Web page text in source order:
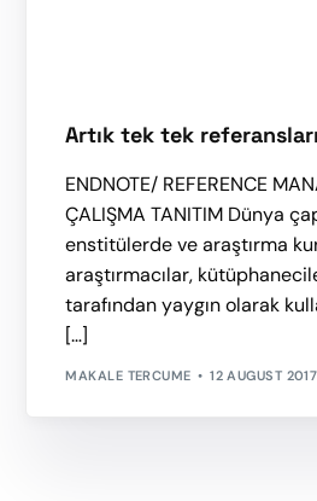
Artık tek tek
ENDNOTE/ REFERENCE
ÇALIŞMA TANITIM Dünya
enstitülerde ve araştırma
araştırmacılar,
tarafından yaygın olarak
[…]
MAKALE TERCUME 12 AUGUST 2017